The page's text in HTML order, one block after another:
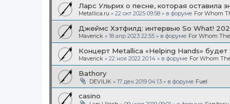
Ларс Ульрих о песне, которая оставила
Metallica.ru » 22 окт 2025 09:58 » в форуме For Whom
Джеймс Хэтфилд: интервью So What!
Maverick » 18 апр 2023 22:55 » в форуме For Whom
Концерт Metallica «Helping Hands» будет
Maverick » 22 ноя 2022 20:14 » в форуме For Whom
Bathory
DEVILIK » 17 дек 2019 04:13 » в форуме Fuel
casino